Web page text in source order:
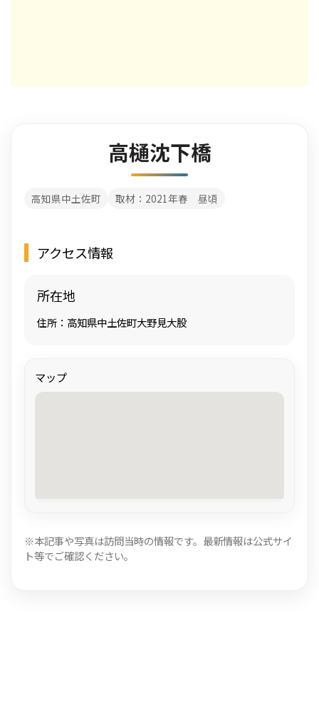
高樋沈下橋
高知県中土佐町 取材：2021年春 昼頃
アクセス情報
所在地
住所：高知県中土佐町大野見大股
マップ
※本記事や写真は訪問当時の情報です。最新情報は公式サイ
ト等でご確認ください。